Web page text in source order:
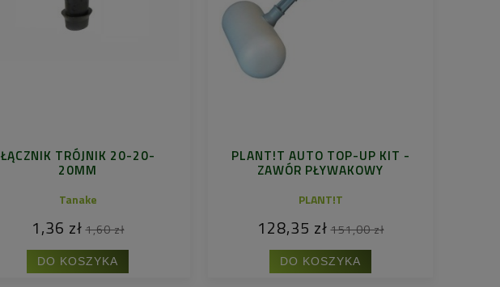
ŁĄCZNIK TRÓJNIK 20-20-
20MM
Tanake
1,36 zł 1,60 zł
DO KOSZYKA
PLANT!T AUTO TOP-UP KIT -
ZAWÓR PŁYWAKOWY
PLANT!T
128,35 zł 151,00 zł
DO KOSZYKA